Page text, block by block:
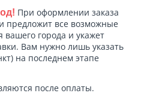
При оформлении заказа
предложит все возможные
вашего города и укажет
Вам нужно лишь указать
на последнем этапе
после оплаты.